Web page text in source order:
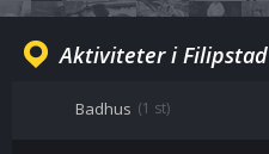
Aktiviteter i Filipstad
Badhus (1 st)